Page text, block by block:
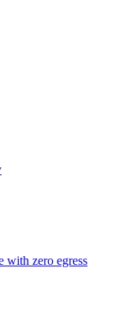
with zero egress